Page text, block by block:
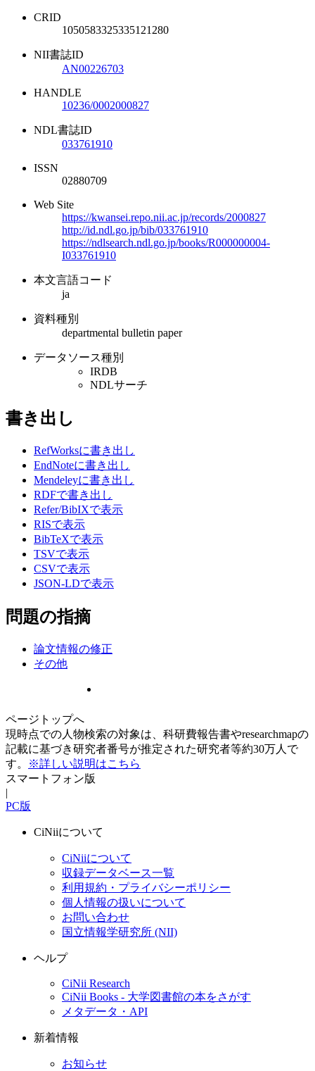
CRID
1050583325335121280
NII書誌ID
AN00226703
HANDLE
10236/0002000827
NDL書誌ID
033761910
ISSN
02880709
Web Site
https://kwansei.repo.nii.ac.jp/records/2000827
http://id.ndl.go.jp/bib/033761910
https://ndlsearch.ndl.go.jp/books/R000000004-
I033761910
本文言語コード
ja
資料種別
departmental bulletin paper
データソース種別
IRDB
NDLサーチ
書き出し
RefWorksに書き出し
EndNoteに書き出し
Mendeleyに書き出し
RDFで書き出し
Refer/BibIXで表示
RISで表示
BibTeXで表示
TSVで表示
CSVで表示
JSON-LDで表示
問題の指摘
論文情報の修正
その他
ページトップへ
現時点での人物検索の対象は、科研費報告書やresearchmapの
記載に基づき研究者番号が推定された研究者等約30万人で
す。
※詳しい説明はこちら
スマートフォン版
|
PC版
CiNiiについて
CiNiiについて
収録データベース一覧
利用規約・プライバシーポリシー
個人情報の扱いについて
お問い合わせ
国立情報学研究所 (NII)
ヘルプ
CiNii Research
CiNii Books - 大学図書館の本をさがす
メタデータ・API
新着情報
お知らせ